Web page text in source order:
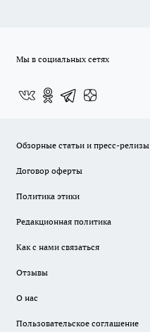
Мы в социальных сетях
Обзорные статьи и пресс-релизы
Договор оферты
Политика этики
Редакционная политика
Как с нами связаться
Отзывы
О нас
Пользовательское соглашение